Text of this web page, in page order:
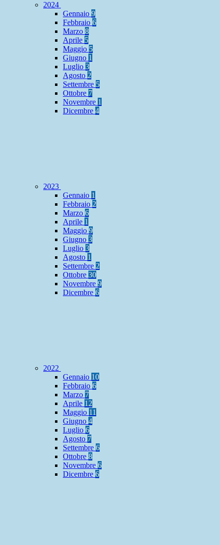
2024
Gennaio 9
Febbraio 6
Marzo 8
Aprile 5
Maggio 5
Giugno 1
Luglio 3
Agosto 2
Settembre 5
Ottobre 7
Novembre 1
Dicembre 4
2023
Gennaio 1
Febbraio 2
Marzo 6
Aprile 1
Maggio 9
Giugno 3
Luglio 3
Agosto 1
Settembre 2
Ottobre 30
Novembre 9
Dicembre 6
2022
Gennaio 10
Febbraio 6
Marzo 7
Aprile 12
Maggio 11
Giugno 4
Luglio 6
Agosto 7
Settembre 6
Ottobre 8
Novembre 6
Dicembre 6